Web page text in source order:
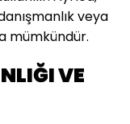
veya
mümkündür.
VE